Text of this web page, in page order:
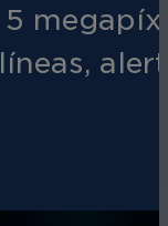
líneas,